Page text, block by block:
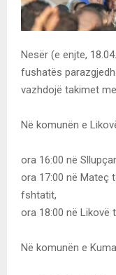
Nesër (e enjte,
fushatës
vazhdojë takimet
Në komunën e
ora 16:00 në
ora 17:00 në Mateç
fshtatit,
ora 18:00 në Likovë
Në komunën e